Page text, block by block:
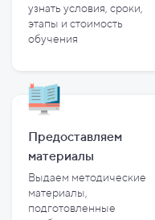
узнать условия, сроки,
этапы и стоимость
обучения
Предоставляем
материалы
Выдаем методические
материалы,
подготовленные